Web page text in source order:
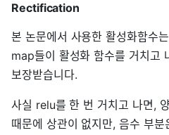
Rectification
본 논문에서 사용한 활성화함수
map들이 활성화 함수를 거치고
보장받습니다.
사실 relu를 한 번 거치고 나면,
때문에 상관이 없지만, 음수 부